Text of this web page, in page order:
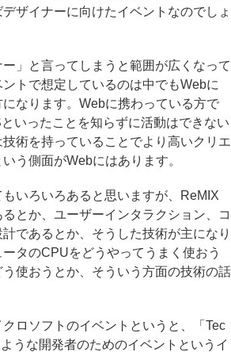
ザイナーに向けたイベントなのでしょ
ー」と言ってしまうと範囲が広くなって
トで想定しているのは中でもWebに
なります。Webに携わっている方で
いったことを知らずに活動はできない
術を持っていることでより高いクリエ
う側面がWebにはあります。
いろいろあると思いますが、ReMIX
とか、ユーザーインタラクション、コ
であるとか、そうした技術が主になり
タのCPUをどうやってうまく使おう
使おうとか、そういう方面の技術の話
ロソフトのイベントというと、「Tec
うな開発者のためのイベントというイ